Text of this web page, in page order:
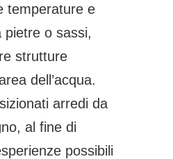
temperature e
pietre o sassi,
strutture
dell’acqua.
arredi da
al fine di
possibili